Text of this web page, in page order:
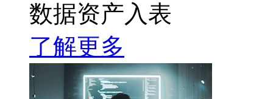
数据资产入表
了解更多